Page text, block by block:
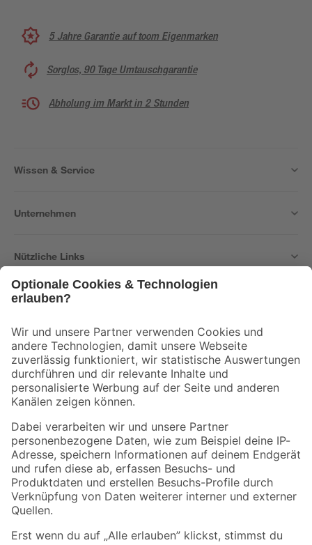
5 Jahre Garantie auf toom Eigenmarken
Sorglos, 90 Tage Umtauschgarantie
Abholung im Markt in 2 Stunden
Wissen & Service
Unternehmen
Nützliche Links
Der toom Newsletter: Keine Angebote und Aktionen mehr verpassen!
Zur Newsletter Anmeldung
Folge uns
Zahlungsarten Versandarten
Sicher einkaufen